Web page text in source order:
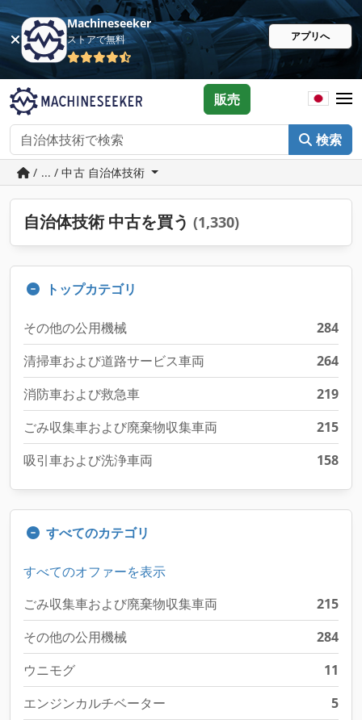
Machineseeker
ストアで無料 アプリへ
検索
販売
/ ... / 中古 自治体技術
自治体技術 中古を買う (1,330)
トップカテゴリ
その他の公用機械
284
清掃車および道路サービス車両
264
消防車および救急車
219
ごみ収集車および廃棄物収集車両
215
吸引車および洗浄車両
158
すべてのカテゴリ
すべてのオファーを表示
ごみ収集車および廃棄物収集車両
215
その他の公用機械
284
ウニモグ
11
エンジンカルチベーター
5